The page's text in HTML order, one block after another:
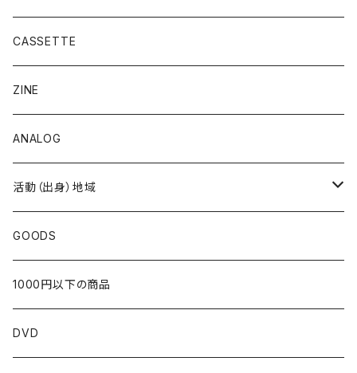
CASSETTE
ZINE
ANALOG
活動（出身）地域
北海道
東北
青森
関東
GOODS
1000円以下の商品
DVD